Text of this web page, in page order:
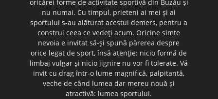
oricărei forme de activitate sportivă din Buzău şi
nu numai. Cu timpul, prieteni ai mei şi ai
sportului s-au alăturat acestui demers, pentru a
construi ceea ce vedeţi acum. Oricine simte
nevoia e invitat să-şi spună părerea despre
orice legat de sport, însă atenţie: nicio formă de
limbaj vulgar şi nicio jignire nu vor fi tolerate. Vă
invit cu drag într-o lume magnifică, palpitantă,
veche de când lumea dar mereu nouă şi
atractivă: lumea sportului.